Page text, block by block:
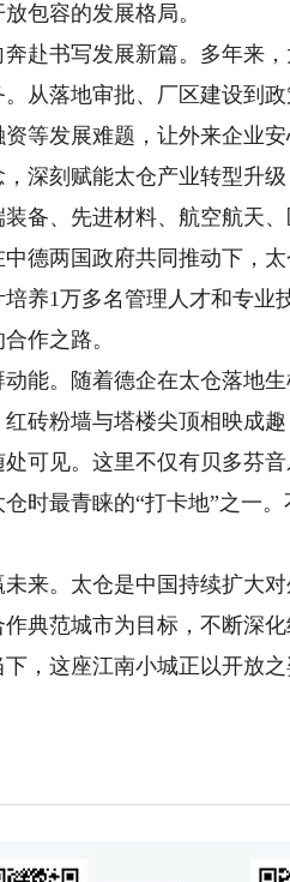
包容的发展格局。
书写发展新篇。多年来，
从落地审批、厂区建设到
等发展难题，让外来企业
深刻赋能太仓产业转型升级
备、先进材料、航空航天
德两国政府共同推动下，
养1万多名管理人才和专业
作之路。
。随着德企在太仓落地生
砖粉墙与塔楼尖顶相映成
可见。这里不仅有贝多芬
时最青睐的“打卡地”之一
。太仓是中国持续扩大对
典范城市为目标，不断深
，这座江南小城正以开放